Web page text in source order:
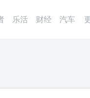
乐活 财经 汽车